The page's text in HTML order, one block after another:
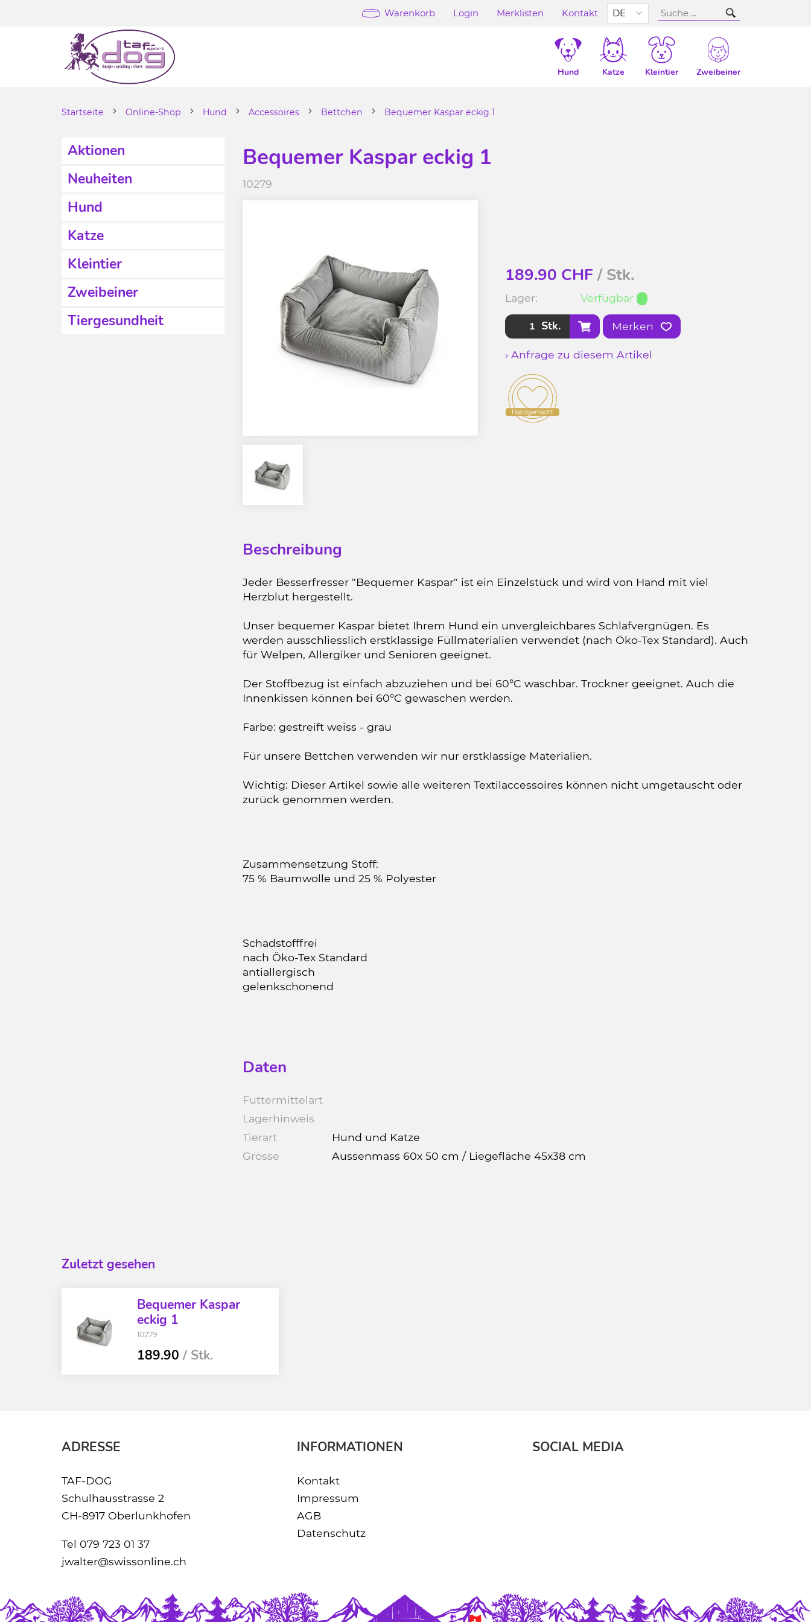
Warenkorb Login Merklisten Kontakt DE
Hund Katze Kleintier Zweibeiner
Startseite Online-Shop Hund Accessoires Bettchen Bequemer Kaspar eckig 1
Aktionen
Neuheiten
Hund
Katze
Kleintier
Zweibeiner
Tiergesundheit
Bequemer Kaspar eckig 1
10279
189.90 CHF/ Stk.
Lager: Verfügbar
Stk. Merken
› Anfrage zu diesem Artikel
Beschreibung
Jeder Besserfresser "Bequemer Kaspar" ist ein Einzelstück und wird von Hand mit viel
Herzblut hergestellt.
Unser bequemer Kaspar bietet Ihrem Hund ein unvergleichbares Schlafvergnügen. Es
werden ausschliesslich erstklassige Füllmaterialien verwendet (nach Öko-Tex Standard). Auch
für Welpen, Allergiker und Senioren geeignet.
Der Stoffbezug ist einfach abzuziehen und bei 60°C waschbar. Trockner geeignet. Auch die
Innenkissen können bei 60°C gewaschen werden.
Farbe: gestreift weiss - grau
Für unsere Bettchen verwenden wir nur erstklassige Materialien.
Wichtig: Dieser Artikel sowie alle weiteren Textilaccessoires können nicht umgetauscht oder
zurück genommen werden.
Zusammensetzung Stoff:
75 % Baumwolle und 25 % Polyester
Schadstofffrei
nach Öko-Tex Standard
antiallergisch
gelenkschonend
Daten
Futtermittelart
Lagerhinweis
Tierart
Hund und Katze
Grösse
Aussenmass 60x 50 cm / Liegefläche 45x38 cm
Zuletzt gesehen
Bequemer Kaspar
eckig 1
10279
189.90 / Stk.
ADRESSE
TAF-DOG
Schulhausstrasse 2
CH-8917 Oberlunkhofen
Tel 079 723 01 37
jwalter@swissonline.ch
INFORMATIONEN
Kontakt
Impressum
AGB
Datenschutz
SOCIAL MEDIA